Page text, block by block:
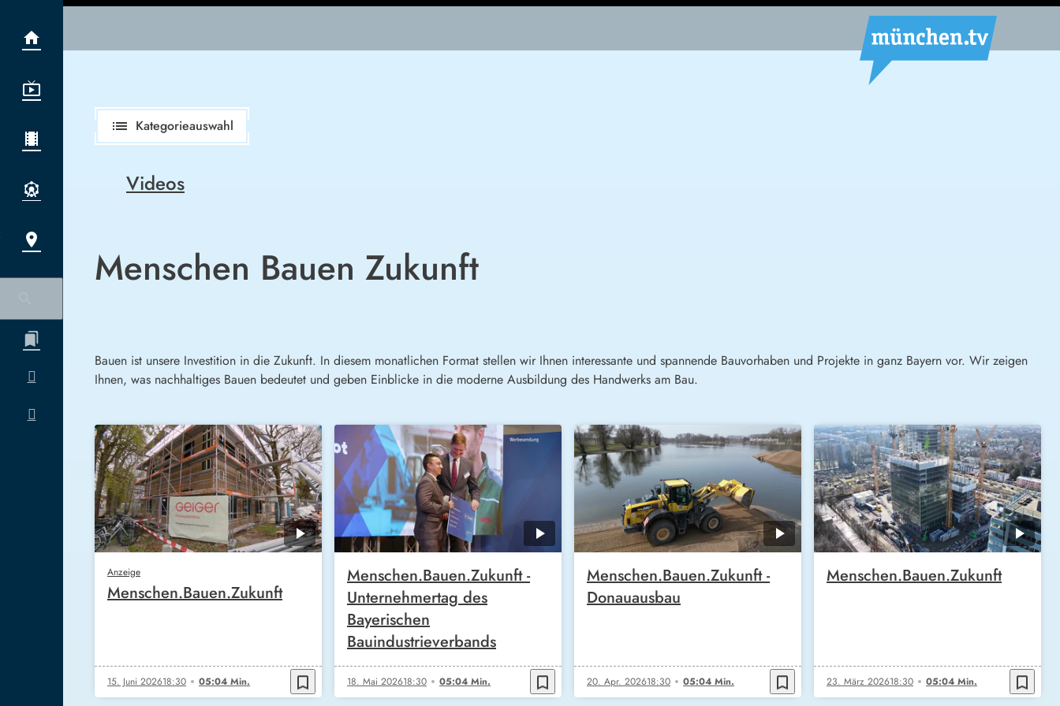
list Kategorieauswahl
Videos
Menschen Bauen Zukunft
Bauen ist unsere Investition in die Zukunft. In diesem monatlichen Format stellen wir Ihnen interessante und spannende Bauvorhaben und Projekte in ganz Bayern vor. Wir zeigen
Ihnen, was nachhaltiges Bauen bedeutet und geben Einblicke in die moderne Ausbildung des Handwerks am Bau.
Anzeige
Menschen.Bauen.Zukunft
15. Juni 202618:30 05:04 Min. bookmark_border
Menschen.Bauen.Zukunft -
Unternehmertag des
Bayerischen
Bauindustrieverbands
18. Mai 202618:30 05:04 Min. bookmark_border
Menschen.Bauen.Zukunft -
Donauausbau
20. Apr. 202618:30 05:04 Min. bookmark_border
Menschen.Bauen.Zukunft
23. März 202618:30 05:04 Min. bookmark_border